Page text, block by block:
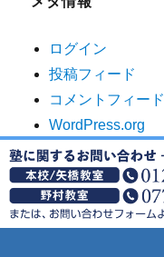
ログイン
投稿フィード
コメントフィード
WordPress.org